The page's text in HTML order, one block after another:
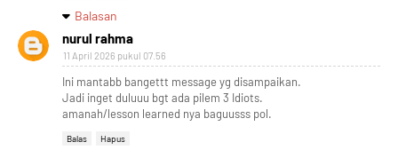
Balasan
nurul rahma
11 April 2026 pukul 07.56
Ini mantabb bangettt message yg disampaikan.
Jadi inget duluuu bgt ada pilem 3 Idiots.
amanah/lesson learned nya baguusss pol.
Balas Hapus